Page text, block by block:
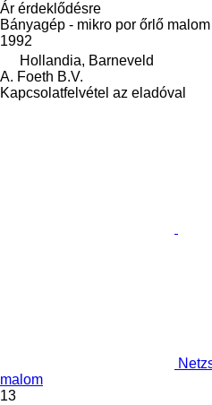
Ár érdeklődésre
Bányagép - mikro por őrlő malom
1992
Hollandia, Barneveld
A. Foeth B.V.
Kapcsolatfelvétel az eladóval
malom
13